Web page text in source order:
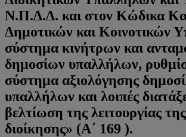
Ν.Π.Δ.Δ. και στον Κώδικα
Δημοτικών και Κοινοτικών
σύστημα κινήτρων και
δημοσίων υπαλλήλων,
σύστημα αξιολόγησης
υπαλλήλων και λοιπές
βελτίωση της λειτουργίας
διοίκησης» (Α΄ 169 ).